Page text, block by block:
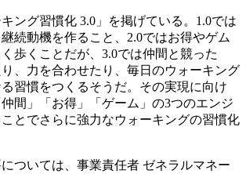
ング習慣化 3.0」を掲げている。1.0では
続動機を作ること、2.0ではお得やゲム
歩くことだが、3.0では仲間と競った
、力を合わせたり、毎日のウォーキング
習慣をつくるそうだ。その実現に向け
間」「お得」「ゲーム」の3つのエンジ
とでさらに強力なウォーキングの習慣化
ついては、事業責任者 ゼネラルマネー